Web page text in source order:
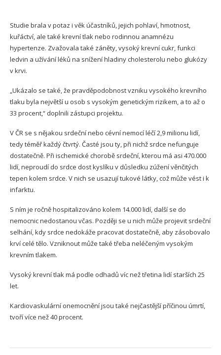
Studie brala v potaz i věk účastníků, jejich pohlaví, hmotnost,
kuřáctví, ale také krevní tlak nebo rodinnou anamnézu
hypertenze. Zvažovala také záněty, vysoký krevní cukr, funkci
ledvin a užívání léků na snížení hladiny cholesterolu nebo glukózy
v krvi.
„Ukázalo se také, že pravděpodobnost vzniku vysokého krevního
tlaku byla největší u osob s vysokým genetickým rizikem, a to až o
33 procent,“ doplnili zástupci projektu.
V ČR se s nějakou srdeční nebo cévní nemocí léčí 2,9 milionu lidí,
tedy téměř každý čtvrtý. Časté jsou ty, při nichž srdce nefunguje
dostatečně. Při ischemické chorobě srdeční, kterou má asi 470.000
lidí, neproudí do srdce dost kyslíku v důsledku zúžení věnčitých
tepen kolem srdce. V nich se usazují tukové látky, což může vést i k
infarktu.
S ním je ročně hospitalizováno kolem 14.000 lidí, další se do
nemocnic nedostanou včas. Později se u nich může projevit srdeční
selhání, kdy srdce nedokáže pracovat dostatečně, aby zásobovalo
krví celé tělo. Vzniknout může také třeba neléčeným vysokým
krevním tlakem.
Vysoký krevní tlak má podle odhadů víc než třetina lidí starších 25
let.
Kardiovaskulární onemocnění jsou také nejčastější příčinou úmrtí,
tvoří více než 40 procent.